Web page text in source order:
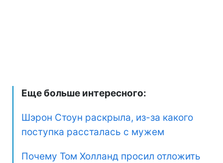
Еще больше интересного:
Шэрон Стоун раскрыла, из-за какого
поступка рассталась с мужем
Почему Том Холланд просил отложить